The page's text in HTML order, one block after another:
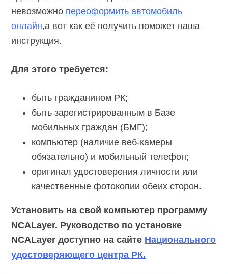
невозможно переоформить автомобиль
онлайн,а вот как её получить поможет наша
инструкция.
Для этого требуется:
быть гражданином РК;
быть зарегистрированным в Базе
мобильных граждан (БМГ);
компьютер (наличие веб-камеры
обязательно) и мобильный телефон;
оригинал удостоверения личности или
качественные фотокопии обеих сторон.
Установить на свой компьютер программу
NCALayer. Руководство по установке
NCALayer доступно на сайте Национального
удостоверяющего центра РК.